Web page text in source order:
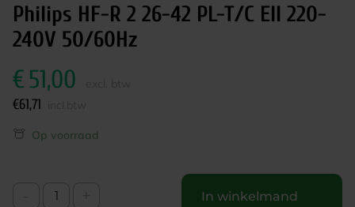
Philips HF-R 2 26-42 PL-T/C EII 220-
240V 50/60Hz
€51,00
€61,71
Op voorraad
In winkelmand